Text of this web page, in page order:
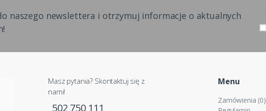
naszego newslettera i otrzymuj informacje o aktualnych
Masz pytania? Skontaktuj się z
nami!
502 750 111
Menu
Zamówienia (0)